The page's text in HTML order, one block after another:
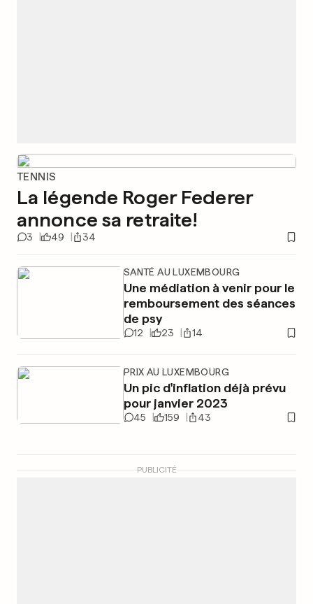
TENNIS
La légende Roger Federer
annonce sa retraite!
3 49 34
SANTÉ AU LUXEMBOURG
Une médiation à venir pour le
remboursement des séances
de psy
12 23 14
PRIX AU LUXEMBOURG
Un pic d'inflation déjà prévu
pour janvier 2023
45 159 43
PUBLICITÉ